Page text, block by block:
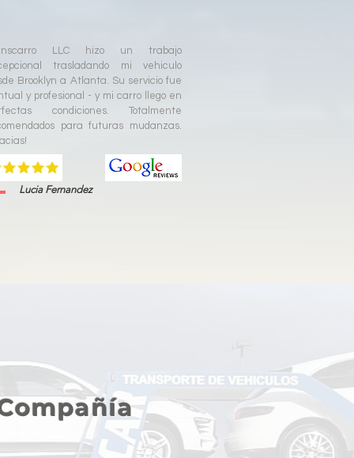
LLC hizo un trabajo
trasladando mi vehiculo
Brooklyn a Atlanta. Su servicio fue
y profesional - y mi carro llego en
condiciones. Totalmente
para futuras mudanzas.
Lucia Fernandez